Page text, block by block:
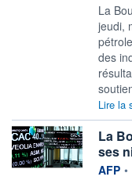
La
jeudi,
des
Lire la
La
ses
AFP •